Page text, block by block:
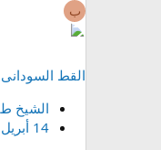
ب
القط
الشيخ
14 أبريل 2019